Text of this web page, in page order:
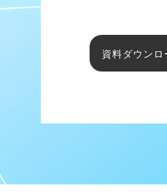
資料ダウンロ